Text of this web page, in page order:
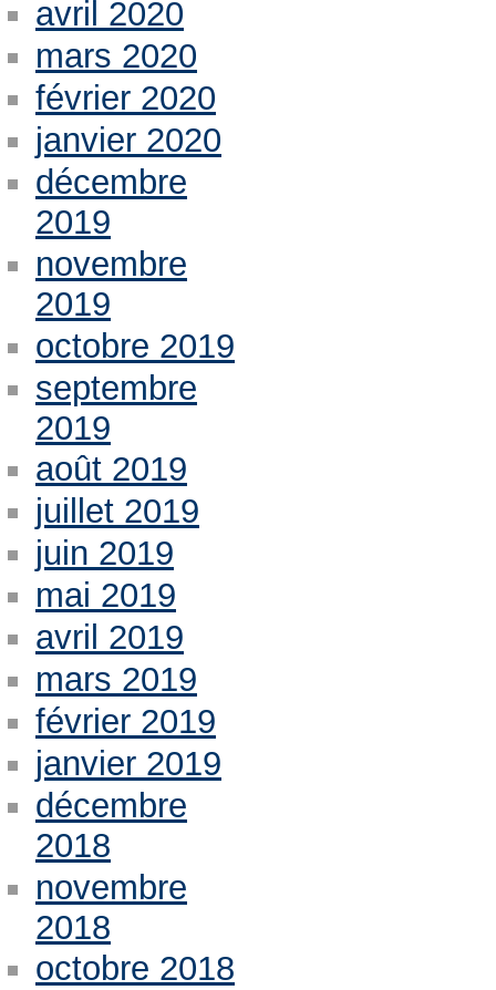
avril 2020
mars 2020
février 2020
janvier 2020
décembre
2019
novembre
2019
octobre 2019
septembre
2019
août 2019
juillet 2019
juin 2019
mai 2019
avril 2019
mars 2019
février 2019
janvier 2019
décembre
2018
novembre
2018
octobre 2018